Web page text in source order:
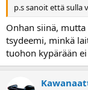
p.s sanoit että sulla
Onhan siinä,
tsydeemi, minkä
tuohon kypärään